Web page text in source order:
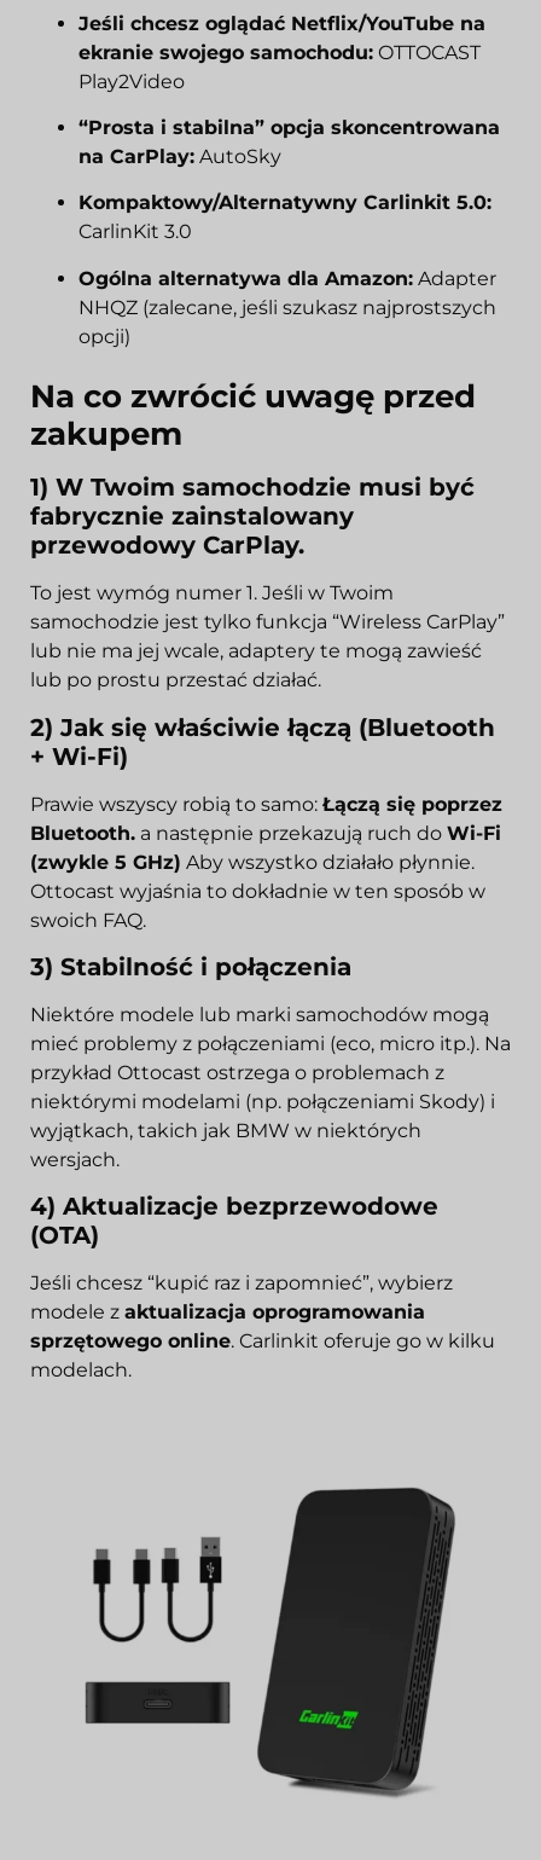
Jeśli chcesz oglądać Netflix/YouTube na
ekranie swojego samochodu: OTTOCAST
Play2Video
“Prosta i stabilna” opcja skoncentrowana
na CarPlay: AutoSky
Kompaktowy/Alternatywny Carlinkit 5.0:
CarlinKit 3.0
Ogólna alternatywa dla Amazon: Adapter
NHQZ (zalecane, jeśli szukasz najprostszych
opcji)
Na co zwrócić uwagę przed
zakupem
1) W Twoim samochodzie musi być
fabrycznie zainstalowany
przewodowy CarPlay.
To jest wymóg numer 1. Jeśli w Twoim
samochodzie jest tylko funkcja “Wireless CarPlay”
lub nie ma jej wcale, adaptery te mogą zawieść
lub po prostu przestać działać.
2) Jak się właściwie łączą (Bluetooth
+ Wi-Fi)
Prawie wszyscy robią to samo: Łączą się poprzez
Bluetooth. a następnie przekazują ruch do Wi-Fi
(zwykle 5 GHz) Aby wszystko działało płynnie.
Ottocast wyjaśnia to dokładnie w ten sposób w
swoich FAQ.
3) Stabilność i połączenia
Niektóre modele lub marki samochodów mogą
mieć problemy z połączeniami (eco, micro itp.). Na
przykład Ottocast ostrzega o problemach z
niektórymi modelami (np. połączeniami Skody) i
wyjątkach, takich jak BMW w niektórych
wersjach.
4) Aktualizacje bezprzewodowe
(OTA)
Jeśli chcesz “kupić raz i zapomnieć”, wybierz
modele z aktualizacja oprogramowania
sprzętowego online. Carlinkit oferuje go w kilku
modelach.